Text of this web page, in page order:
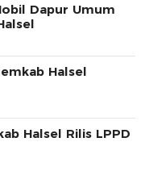
Dapur Umum
Halsel
Halsel Rilis LPPD